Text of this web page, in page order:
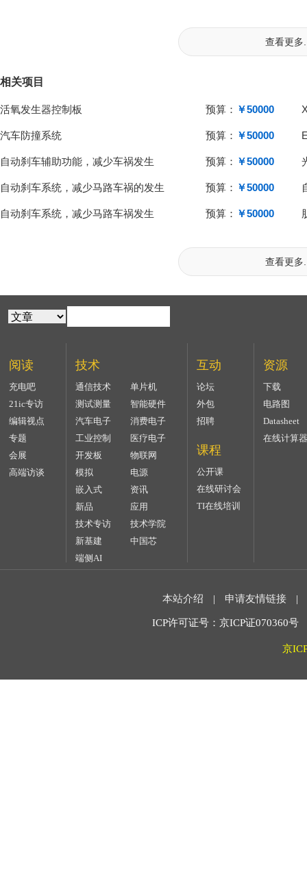
查看更多
相关项目
活氧发生器控制板 预算： ￥50000
汽车防撞系统 预算： ￥50000
自动刹车辅助功能，减少车祸发生 预算： ￥50000
自动刹车系统，减少马路车祸的发生 预算： ￥50000
自动刹车系统，减少马路车祸发生 预算： ￥50000
查看更多
阅读
充电吧
21ic专访
编辑视点
专题
会展
高端访谈
技术
通信技术
单片机
测试测量
智能硬件
汽车电子
消费电子
工业控制
医疗电子
开发板
物联网
模拟
电源
嵌入式
资讯
新品
应用
技术专访
技术学院
新基建
中国芯
端侧AI
互动
论坛
外包
招聘
课程
公开课
在线研讨会
TI在线培训
资源
下载
电路图
Datasheet
在线计算器
本站介绍 | 申请友情链接 |
ICP许可证号：京ICP证070360
京